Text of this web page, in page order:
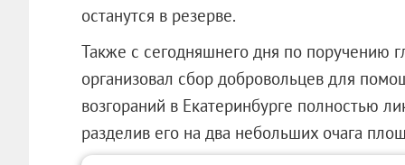
останутся в резерве.
Также с сегодняшнего дня по поручению
организовал сбор добровольцев для
возгораний в Екатеринбурге полностью
разделив его на два небольших очага